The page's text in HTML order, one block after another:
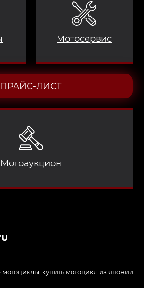
Мотоаукцион
Мотосервис
ПРАЙС-ЛИСТ
мотоциклы купить мотоцикл из японии